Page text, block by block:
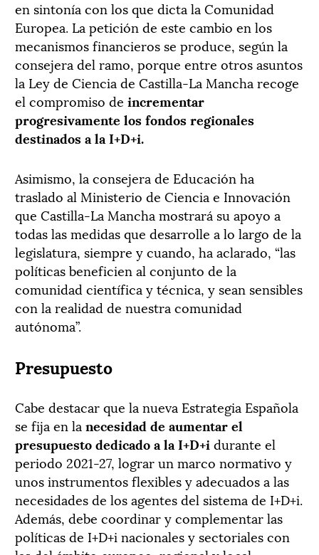
en sintonía con los que dicta la Comunidad
Europea. La petición de este cambio en los
mecanismos financieros se produce, según la
consejera del ramo, porque entre otros asuntos
la Ley de Ciencia de Castilla-La Mancha recoge
el compromiso de incrementar
progresivamente los fondos regionales
destinados a la I+D+i.
Asimismo, la consejera de Educación ha
traslado al Ministerio de Ciencia e Innovación
que Castilla-La Mancha mostrará su apoyo a
todas las medidas que desarrolle a lo largo de la
legislatura, siempre y cuando, ha aclarado, “las
políticas beneficien al conjunto de la
comunidad científica y técnica, y sean sensibles
con la realidad de nuestra comunidad
autónoma”.
Presupuesto
Cabe destacar que la nueva Estrategia Española
se fija en la necesidad de aumentar el
presupuesto dedicado a la I+D+i durante el
periodo 2021-27, lograr un marco normativo y
unos instrumentos flexibles y adecuados a las
necesidades de los agentes del sistema de I+D+i.
Además, debe coordinar y complementar las
políticas de I+D+i nacionales y sectoriales con